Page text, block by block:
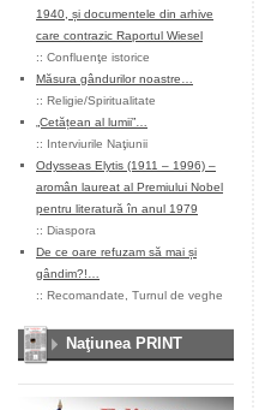
1940, și documentele din arhive
care contrazic Raportul Wiesel
:: Confluenţe istorice
Măsura gândurilor noastre…
:: Religie/Spiritualitate
„Cetățean al lumii”…
:: Interviurile Naţiunii
Odysseas Elytis (1911 – 1996) –
aromân laureat al Premiului Nobel
pentru literatură în anul 1979
:: Diaspora
De ce oare refuzam să mai și
gândim?!…
:: Recomandate Turnul de veghe
Naţiunea PRINT